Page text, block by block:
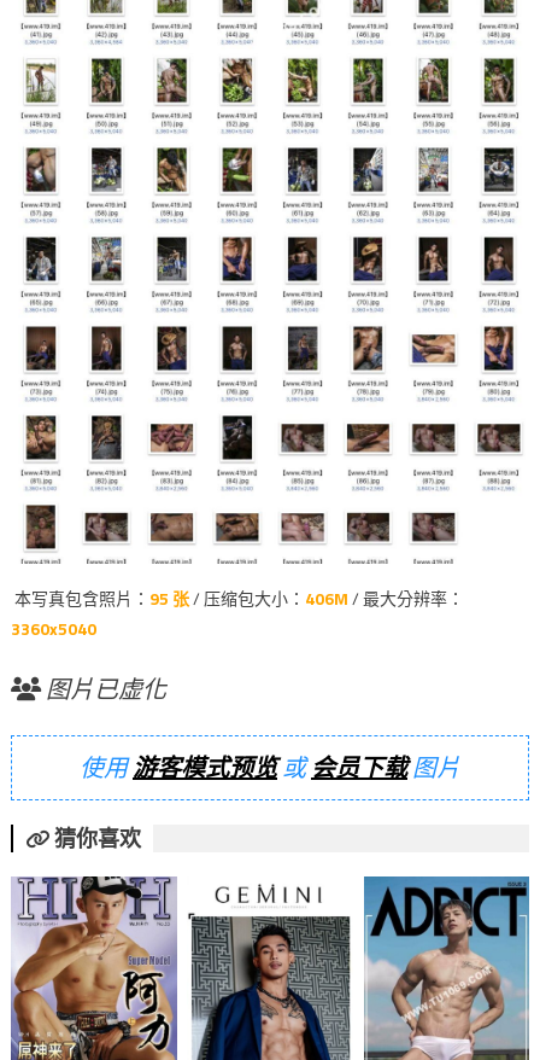
本写真包含照片： 95 张/ 压缩包大小： 406M/ 最大分辨率：
3360x5040
图片已虚化
使用游客模式预览或会员下载图片
猜你喜欢